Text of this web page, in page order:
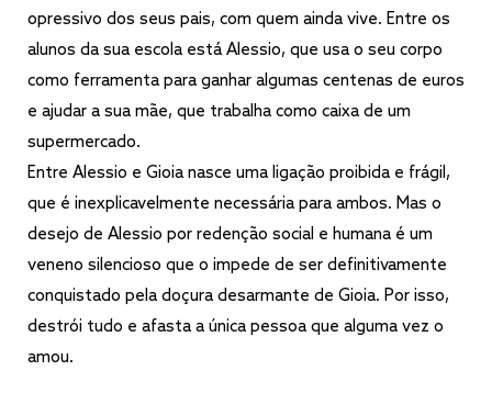
opressivo dos seus pais, com quem ainda vive. Entre os
alunos da sua escola está Alessio, que usa o seu corpo
como ferramenta para ganhar algumas centenas de euros
e ajudar a sua mãe, que trabalha como caixa de um
supermercado.
Entre Alessio e Gioia nasce uma ligação proibida e frágil,
que é inexplicavelmente necessária para ambos. Mas o
desejo de Alessio por redenção social e humana é um
veneno silencioso que o impede de ser definitivamente
conquistado pela doçura desarmante de Gioia. Por isso,
destrói tudo e afasta a única pessoa que alguma vez o
amou.